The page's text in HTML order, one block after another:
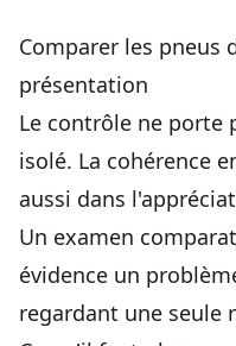
Comparer les pneus
présentation
Le contrôle ne porte
isolé. La cohérence
aussi dans
Un examen
évidence un
regardant une seule